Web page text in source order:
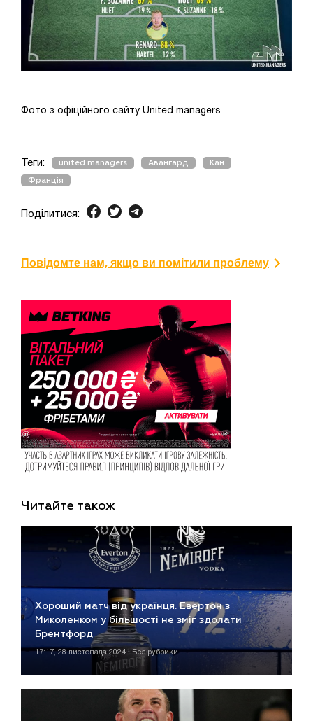
Фото з офіційного сайту United managers
Теги: united managers Авангард Кан
Франція
Поділитися:
Повідомте нам, якщо ви помітили проблему
Читайте також
Хороший матч від українця. Евертон з
Миколенком у більшості не зміг здолати
Брентфорд
17:17, 28 листопада 2024 | Без рубрики